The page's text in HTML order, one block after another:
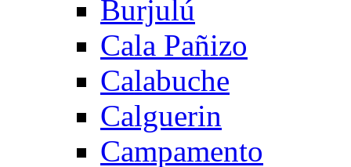
Burjulú
Cala Pañizo
Calabuche
Calguerin
Campamento